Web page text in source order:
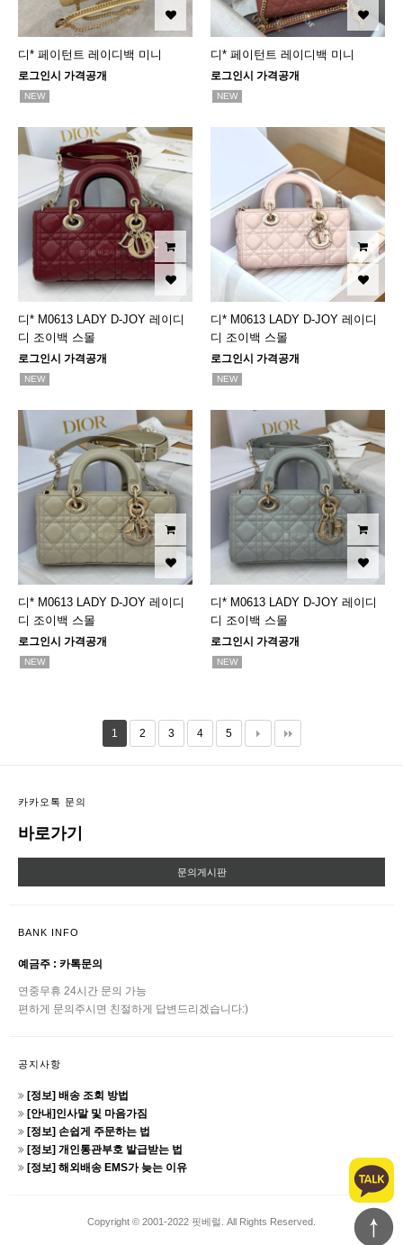
디* 페이턴트 레이디백 미니
로그인시 가격공개
NEW
디* 페이턴트 레이디백 미니
로그인시 가격공개
NEW
디* M0613 LADY D-JOY 레이디
디 조이백 스몰
로그인시 가격공개
NEW
디* M0613 LADY D-JOY 레이디
디 조이백 스몰
로그인시 가격공개
NEW
디* M0613 LADY D-JOY 레이디
디 조이백 스몰
로그인시 가격공개
NEW
디* M0613 LADY D-JOY 레이디
디 조이백 스몰
로그인시 가격공개
NEW
1 2 3 4 5
카카오톡 문의
바로가기
문의게시판
BANK INFO
예금주 : 카톡문의
연중무휴 24시간 문의 가능
편하게 문의주시면 친절하게 답변드리겠습니다:)
공지사항
[정보] 배송 조회 방법
[안내]인사말 및 마음가짐
[정보] 손쉽게 주문하는 법
[정보] 개인통관부호 발급받는 법
[정보] 해외배송 EMS가 늦는 이유
Copyright © 2001-2022 핏베럴. All Rights Reserved.